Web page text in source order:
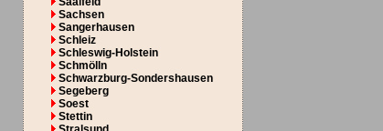
Sachsen
Sangerhausen
Schleiz
Schleswig-Holstein
Schmölln
Schwarzburg-Sondershausen
Segeberg
Soest
Stettin